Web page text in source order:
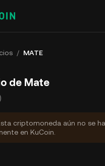
/ MATE
de Mate
criptomoneda aún no se
en KuCoin.